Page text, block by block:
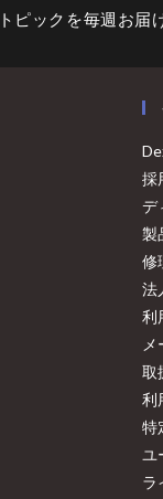
ピックを毎週お届
採
デ
製
修
法
利
取
利
特
ユ
ラ